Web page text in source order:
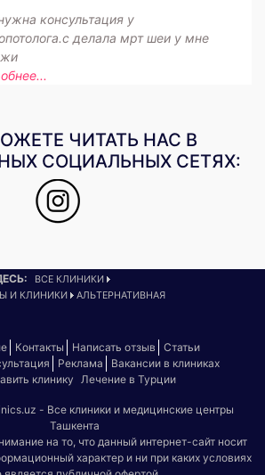
консультация у
делала мрт шеи у мне
ЧИТАТЬ НАС В
СОЦИАЛЬНЫХ СЕТЯХ:
ВСЕ КЛИНИКИ
И КЛИНИКИ
АЛЬТЕРНАТИВНАЯ
Контакты Написать отзыв
Статьи
Реклама
Вакансии в клиниках
клинику
Лечение в Турции
- Все клиники и медицинские центры
Ташкента
на то, что данный интернет-сайт носит
характер и ни при каких условиях